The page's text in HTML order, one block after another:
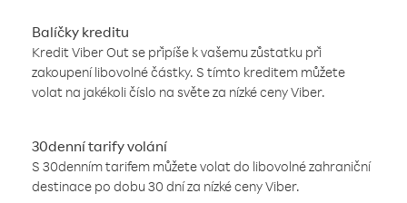
Balíčky kreditu
Kredit Viber Out se připíše k vašemu zůstatku při
zakoupení libovolné částky. S tímto kreditem můžete
volat na jakékoli číslo na světe za nízké ceny Viber.
30denní tarify volání
S 30denním tarifem můžete volat do libovolné zahraniční
destinace po dobu 30 dní za nízké ceny Viber.